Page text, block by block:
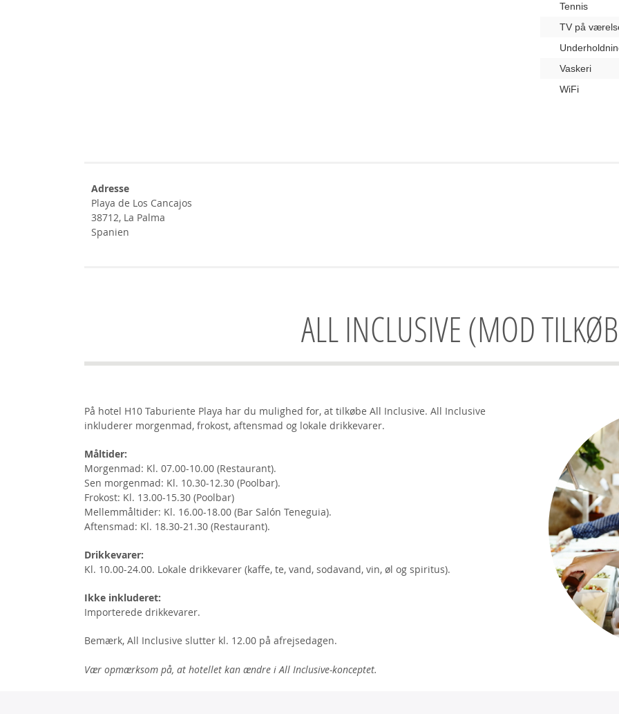
Tennis
TV på
Vaskeri
WiFi
Adresse
Playa de Los Cancajos
38712, La Palma
Spanien
ALL INCLUSIVE (MOD
På hotel H10 Taburiente Playa har du mulighed for, at tilkøbe All Inclusive. All Inclusive
inkluderer morgenmad, frokost, aftensmad og lokale drikkevarer.
Måltider:
Morgenmad: Kl. 07.00-10.00 (Restaurant).
Sen morgenmad: Kl. 10.30-12.30 (Poolbar).
Frokost: Kl. 13.00-15.30 (Poolbar)
Mellemmåltider: Kl. 16.00-18.00 (Bar Salón Teneguia).
Aftensmad: Kl. 18.30-21.30 (Restaurant).
Drikkevarer:
Kl. 10.00-24.00. Lokale drikkevarer (kaffe, te, vand, sodavand, vin, øl og spiritus).
Ikke inkluderet:
Importerede drikkevarer.
Bemærk, All Inclusive slutter kl. 12.00 på afrejsedagen.
Vær opmærksom på, at hotellet kan ændre i All Inclusive-konceptet.